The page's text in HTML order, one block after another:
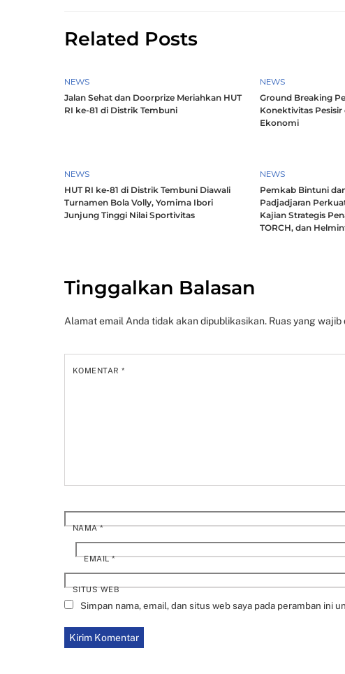
Related Posts
NEWS
Jalan Sehat dan Doorprize Meriahkan HUT
RI ke-81 di Distrik Tembuni
NEWS
Ground Breaking
Konektivitas
Ekonomi
NEWS
HUT RI ke-81 di Distrik Tembuni Diawali
Turnamen Bola Volly, Yomima Ibori
Junjung Tinggi Nilai Sportivitas
NEWS
Pemkab Bintuni
Padjadjaran
Kajian Strategis
TORCH, dan
Tinggalkan Balasan
Alamat email Anda tidak akan dipublikasikan. Ruas yang wajib
KOMENTAR*
NAMA*
EMAIL*
SITUS WEB
Simpan nama, email, dan situs web saya pada peramban ini